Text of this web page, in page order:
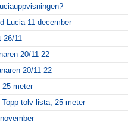
Lucia 11 december
26/11
20/11-22
20/11-22
25 meter
Topp tolv-lista, 25 meter